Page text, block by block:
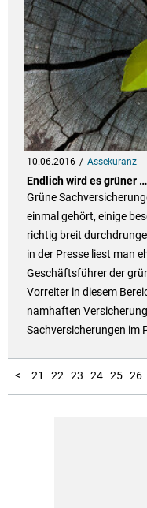
10.06.2016 Assekuranz
Endlich wird es grüner …
Grüne
einmal gehört, einige
richtig breit
in der Presse liest man
Geschäftsführer der
Vorreiter in diesem
namhaften
Sachversicherungen im
<
1
2
3
4
5
6
7
8
9
10
11
12
13
14
15
16
17
18
19
20 21 22 23 24 25 26